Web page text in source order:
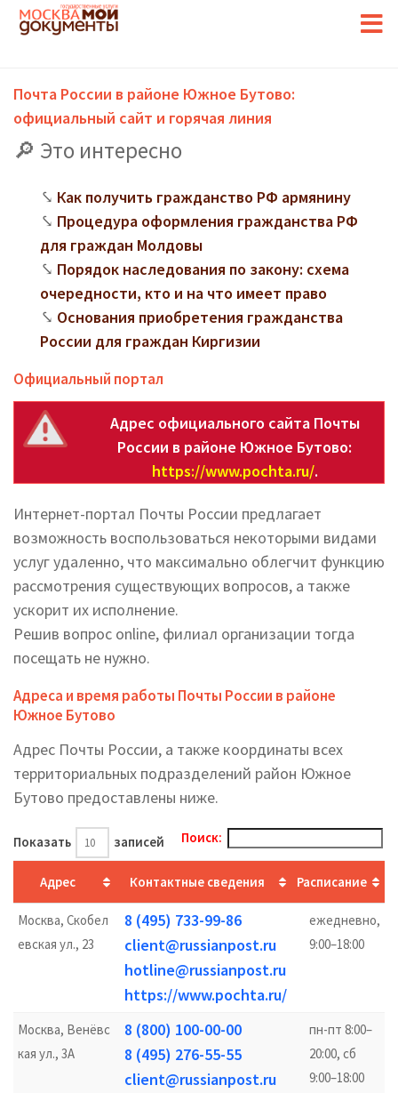
Почта России в районе Южное Бутово:
официальный сайт и горячая линия
Это интересно
Как получить гражданство РФ армянину
Процедура оформления гражданства РФ
для граждан Молдовы
Порядок наследования по закону: схема
очередности, кто и на что имеет право
Основания приобретения гражданства
России для граждан Киргизии
Официальный портал
Адрес официального сайта Почты
России в районе Южное Бутово:
https://www.pochta.ru/.
Интернет-портал Почты России предлагает
возможность воспользоваться некоторыми видами
услуг удаленно, что максимально облегчит функцию
рассмотрения существующих вопросов, а также
ускорит их исполнение.
Решив вопрос online, филиал организации тогда
посещать не нужно.
Адреса и время работы Почты России в районе
Южное Бутово
Адрес Почты России, а также координаты всех
территориальных подразделений район Южное
Бутово предоставлены ниже.
Показать записей Поиск:
Адрес Контактные сведения Расписание
Москва, Скобел
евская ул., 23
8 (495) 733-99-86
client@russianpost.ru
hotline@russianpost.ru
https://www.pochta.ru/
ежедневно,
9:00–18:00
Москва, Венёвс
кая ул., 3А
8 (800) 100-00-00
8 (495) 276-55-55
client@russianpost.ru
пн-пт 8:00–
20:00, сб
9:00–18:00